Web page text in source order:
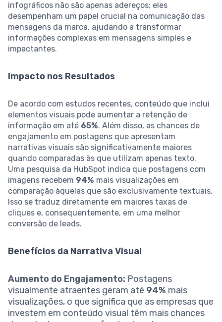
infográficos não são apenas adereços; eles
desempenham um papel crucial na comunicação das
mensagens da marca, ajudando a transformar
informações complexas em mensagens simples e
impactantes.
Impacto nos Resultados
De acordo com estudos recentes, conteúdo que inclui
elementos visuais pode aumentar a retenção de
informação em até 65%. Além disso, as chances de
engajamento em postagens que apresentam
narrativas visuais são significativamente maiores
quando comparadas às que utilizam apenas texto.
Uma pesquisa da HubSpot indica que postagens com
imagens recebem 94% mais visualizações em
comparação àquelas que são exclusivamente textuais.
Isso se traduz diretamente em maiores taxas de
cliques e, consequentemente, em uma melhor
conversão de leads.
Benefícios da Narrativa Visual
Aumento do Engajamento: Postagens
visualmente atraentes geram até 94% mais
visualizações, o que significa que as empresas que
investem em conteúdo visual têm mais chances